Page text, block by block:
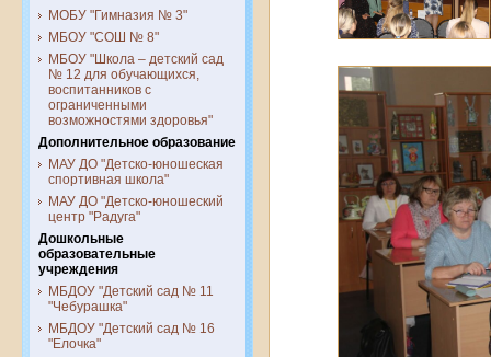
МОБУ "Гимназия № 3"
МБОУ "СОШ № 8"
МБОУ "Школа – детский сад
№ 12 для обучающихся,
воспитанников с
ограниченными
возможностями здоровья"
Дополнительное образование
МАУ ДО "Детско-юношеская
спортивная школа"
МАУ ДО "Детско-юношеский
центр "Радуга"
Дошкольные
образовательные
учреждения
МБДОУ "Детский сад № 11
"Чебурашка"
МБДОУ "Детский сад № 16
"Елочка"